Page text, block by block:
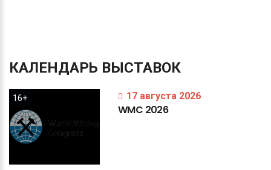
КАЛЕНДАРЬ ВЫСТАВОК
16+ 17 августа 2026
WMC 2026